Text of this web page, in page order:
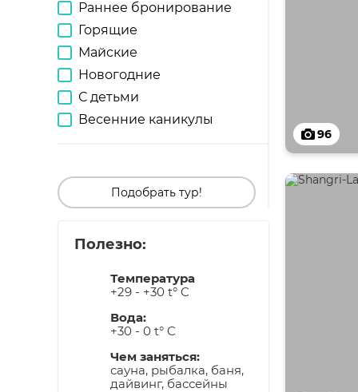
Раннее бронирование
Горящие
Майские
Новогодние
С детьми
Весенние каникулы
Подобрать тур!
Полезно:
Температура
+29 - +30 t° C
Вода:
+30 - 0 t° C
Чем заняться:
сауна, рыбалка, баня,
дайвинг, бассейны
96